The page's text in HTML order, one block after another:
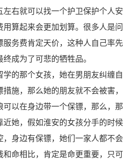
左右就可以找一个护卫保护个人安
算起来会更加划算。很多人是问
服务费肯定天价，这种人自己率先
成为了可悲的牺牲品。
的那个女孩，她在男朋友纠缠自
施，那么她的朋友就不会被害，
可以在身边带一个保镖，那么，那
近她，假如淮安的女孩分手的时候
，身边有保镖，她们一家人都不会
和命相比，肯定是命更重要，只可